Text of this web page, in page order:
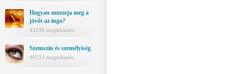
Hogyan mutatja meg a
jövőt az inga?
43196 megtekintés
Szemszín és személyiség
40233 megtekintés